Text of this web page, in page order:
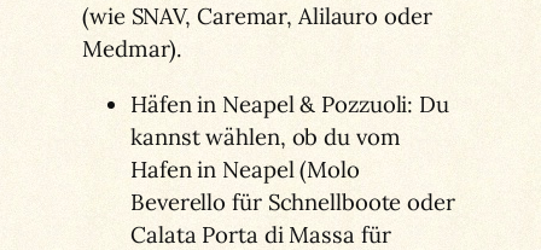
(wie SNAV, Caremar, Alilauro oder
Medmar).
Häfen in Neapel & Pozzuoli: Du
kannst wählen, ob du vom
Hafen in Neapel (Molo
Beverello für Schnellboote oder
Calata Porta di Massa für